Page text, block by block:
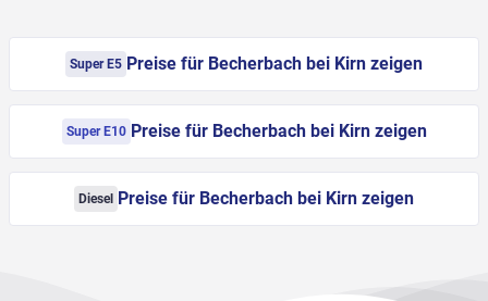
Super E5 Preise für Becherbach bei Kirn zeigen
Super E10 Preise für Becherbach bei Kirn zeigen
Diesel Preise für Becherbach bei Kirn zeigen